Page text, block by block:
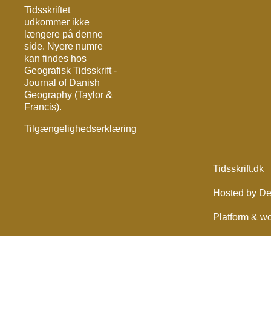
Tidsskriftet
udkommer ikke
længere på denne
side. Nyere numre
kan findes hos
Geografisk Tidsskrift -
Journal of Danish
Geography (Taylor &
Francis).
Tilgængelighedserklæring